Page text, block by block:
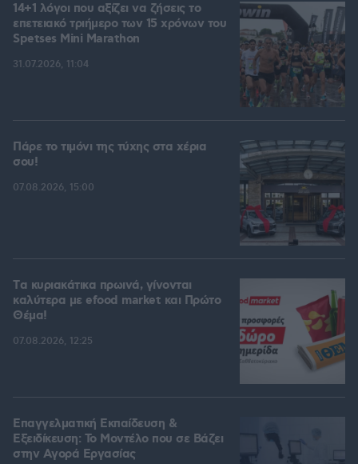
14+1 λόγοι που αξίζει να ζήσεις το
επετειακό τριήμερο των 15 χρόνων του
Spetses Mini Marathon
31.07.2026, 11:04
Πάρε το τιμόνι της τύχης στα χέρια
σου!
07.08.2026, 15:00
Tα κυριακάτικα πρωινά, γίνονται
καλύτερα με efood market και Πρώτο
Θέμα!
07.08.2026, 12:25
Επαγγελματική Εκπαίδευση &
Εξειδίκευση: Το Mοντέλο που σε Bάζει
στην Aγορά Eργασίας